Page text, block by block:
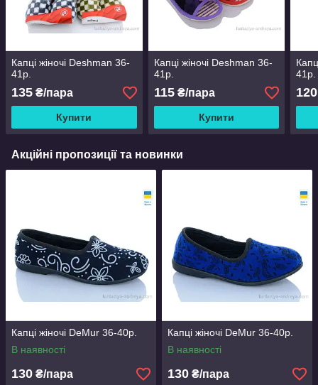
Капці жіночі Deshman 36-
41р.
135 ₴/пара
Купити
Капці жіночі Deshman 36-
41р.
115₴/пара
Купити
41р.
120
Акційні пропозиції та новинки
Капці жіночі DeMur 36-40р.
В наявності
130 ₴/пара
Капці жіночі DeMur 36-40р.
В наявності
130 ₴/пара